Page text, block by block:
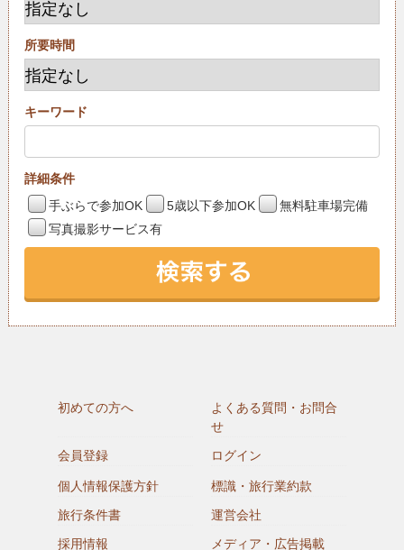
所要時間
キーワード
詳細条件
手ぶらで参加OK
5歳以下参加OK
無料駐車場完備
写真撮影サービス有
初めての方へ
よくある質問・お問合
せ
会員登録
ログイン
個人情報保護方針
標識・旅行業約款
旅行条件書
運営会社
採用情報
メディア・広告掲載